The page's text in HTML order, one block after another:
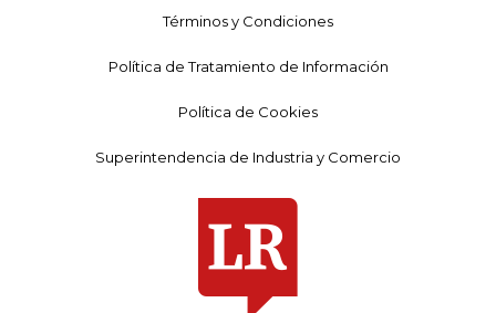
Términos y Condiciones
Política de Tratamiento de Información
Política de Cookies
Superintendencia de Industria y Comercio